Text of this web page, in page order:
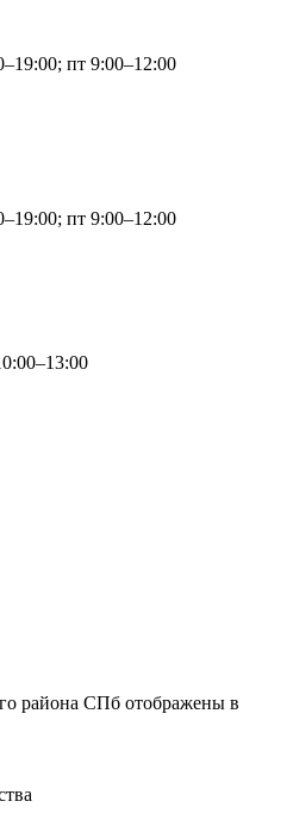
пт 9:00–12:00
пт 9:00–12:00
района СПб отображены в